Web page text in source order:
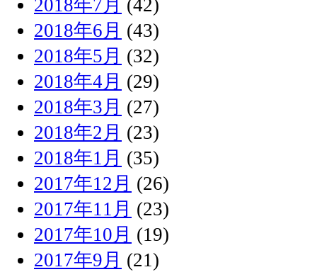
2018年7月 (42)
2018年6月 (43)
2018年5月 (32)
2018年4月 (29)
2018年3月 (27)
2018年2月 (23)
2018年1月 (35)
2017年12月 (26)
2017年11月 (23)
2017年10月 (19)
2017年9月 (21)